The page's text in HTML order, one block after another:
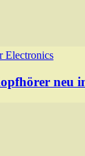
Electronics
neu